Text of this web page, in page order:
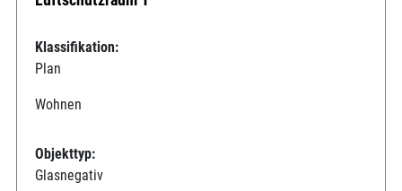
Klassifikation:
Plan
Wohnen
Objekttyp:
Glasnegativ